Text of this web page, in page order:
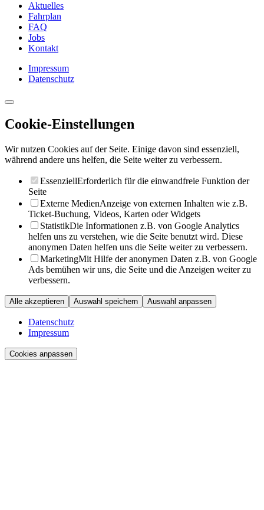
Aktuelles
Fahrplan
FAQ
Jobs
Kontakt
Impressum
Datenschutz
Cookie-Einstellungen
Wir nutzen Cookies auf der Seite. Einige davon sind essenziell,
während andere uns helfen, die Seite weiter zu verbessern.
EssenziellErforderlich für die einwandfreie Funktion der
Seite
Externe MedienAnzeige von externen Inhalten wie z.B.
Ticket-Buchung, Videos, Karten oder Widgets
StatistikDie Informationen z.B. von Google Analytics
helfen uns zu verstehen, wie die Seite benutzt wird. Diese
anonymen Daten helfen uns die Seite weiter zu verbessern.
MarketingMit Hilfe der anonymen Daten z.B. von Google
Ads bemühen wir uns, die Seite und die Anzeigen weiter zu
verbessern.
Alle akzeptieren Auswahl speichern Auswahl anpassen
Datenschutz
Impressum
Cookies anpassen